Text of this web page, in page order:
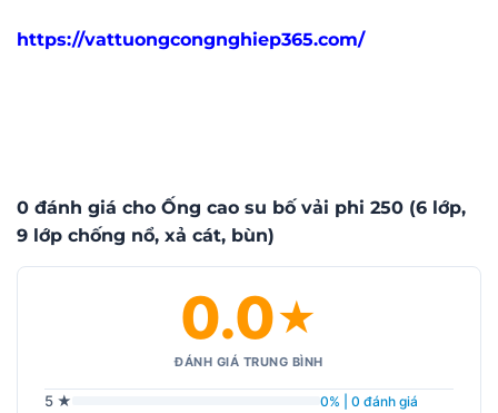
https://vattuongcongnghiep365.com/
0 đánh giá cho Ống cao su bố vải phi 250 (6 lớp,
9 lớp chống nổ, xả cát, bùn)
0.0★
ĐÁNH GIÁ TRUNG BÌNH
5 ★ 0% | 0 đánh giá